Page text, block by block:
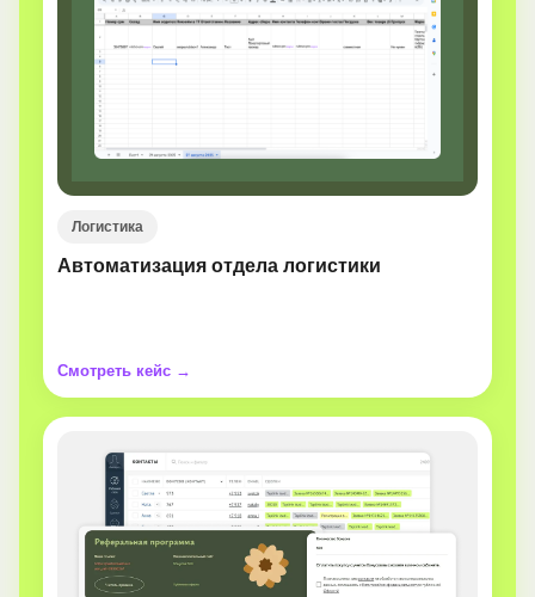
Логистика
Автоматизация отдела логистики
Смотреть кейс →